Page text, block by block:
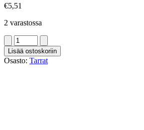
€5,51
2 varastossa
Outlet
-
Hand
Wash
Lisää ostoskoriin
Osasto: Tarrat